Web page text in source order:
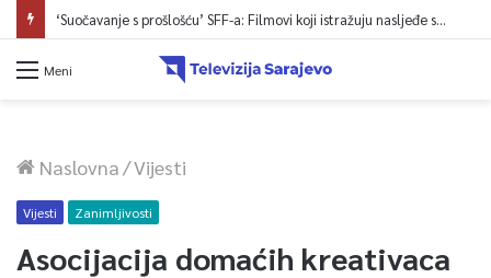
‘Suočavanje s prošlošću’ SFF-a: Filmovi koji istražuju nasljeđe sukoba i mogućnosti otpora
Meni
Naslovna/Vijesti
Vijesti Zanimljivosti
Asocijacija domaćih kreativaca